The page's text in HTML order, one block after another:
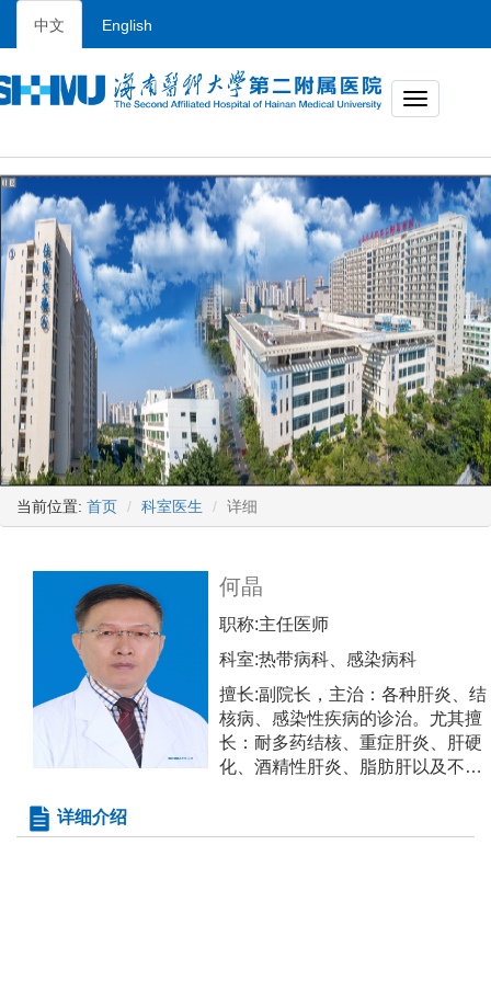
中文 English
当前位置: 首页 科室医生 详细
何晶
职称:主任医师
科室:热带病科、感染病科
擅长:副院长，主治：各种肝炎、结
核病、感染性疾病的诊治。尤其擅
长：耐多药结核、重症肝炎、肝硬
化、酒精性肝炎、脂肪肝以及不明
详细介绍